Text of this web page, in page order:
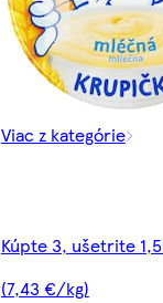
Viac z kategórie
Kúpte 3, ušetrite
(7,43 €/kg)